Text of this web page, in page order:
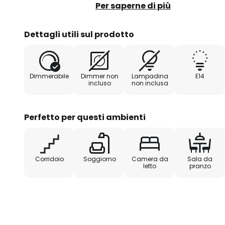
vetro sono presenti due
prestare particolare attenzione
Ophelia ha un aspetto elegante
Per saperne di più
Dettagli utili sul prodotto
Dimmerabile
Dimmer non
incluso
Lampadina
non inclusa
E14
Perfetto per questi ambienti
Corridoio Soggiorno
Camera da
letto
Sala da
pranzo